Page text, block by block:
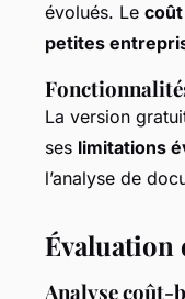
évolués. Le
petites
La version
ses limitations
l’analyse de
Évaluation
Analyse coût-